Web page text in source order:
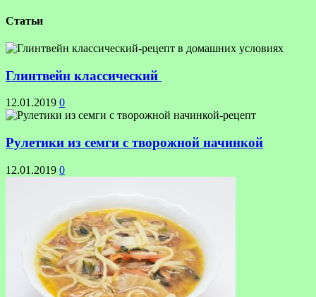
Статьи
Глинтвейн классический
12.01.2019 0
Рулетики из семги с творожной начинкой
12.01.2019 0